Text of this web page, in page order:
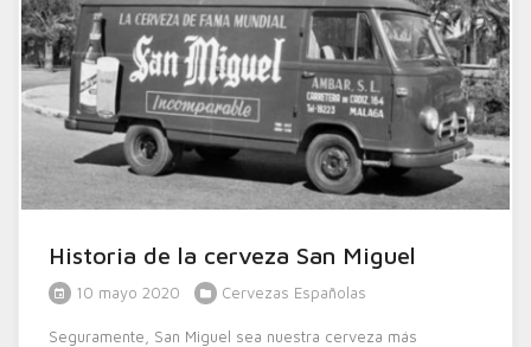
Historia de la cerveza San Miguel
10 mayo 2020 Cervezas Españolas
Seguramente, San Miguel sea nuestra cerveza más